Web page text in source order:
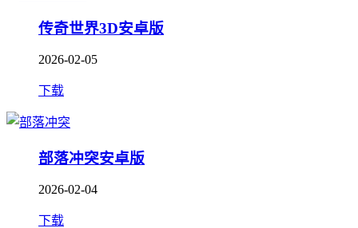
传奇世界3D安卓版
2026-02-05
下载
部落冲突安卓版
2026-02-04
下载